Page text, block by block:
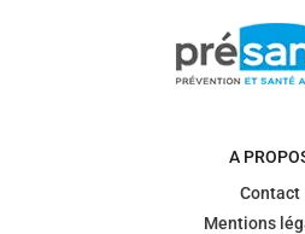
A
Contact
Mentions